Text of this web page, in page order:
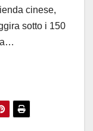
cinese,
sotto i 150